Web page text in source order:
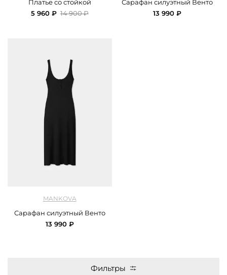
Платье со стойкой
5 960 ₽ 14 900 ₽
Сарафан силуэтный Венто
13 990 ₽
MANKOVA
Сарафан силуэтный Венто
13 990 ₽
Фильтры